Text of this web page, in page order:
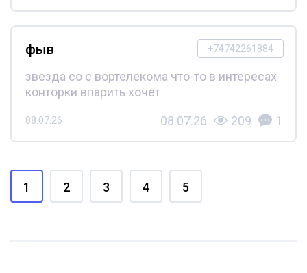
+74742261884
фыв
звезда со с вортелекома что-то в интересах
конторки впарить хочет
08.07.26 08.07.26 209 1
1 2 3 4 5